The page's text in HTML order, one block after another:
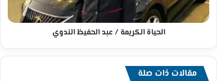
الحياة الكريمة / عبد الحفيظ الندوي
مقالات ذات صلة